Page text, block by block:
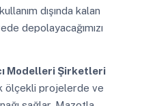
dışında kalan
depolayacağımızı
Modelleri Şirketleri
ölçekli projelerde ve